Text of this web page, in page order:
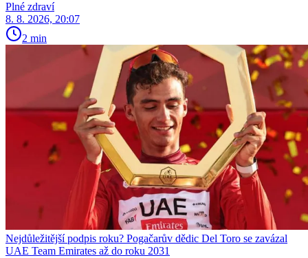
Plné zdraví
8. 8. 2026, 20:07
2 min
Nejdůležitější podpis roku? Pogačarův dědic Del Toro se zavázal
UAE Team Emirates až do roku 2031